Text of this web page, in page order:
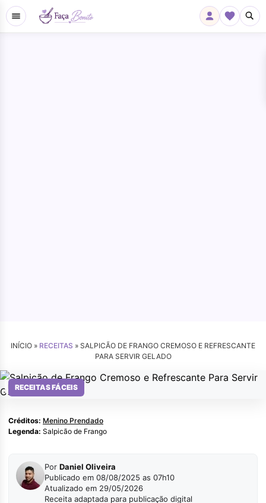
INÍCIO » RECEITAS » SALPICÃO DE FRANGO CREMOSO E REFRESCANTE
PARA SERVIR GELADO
RECEITAS FÁCEIS
Menino Prendado
Créditos: Menino Prendado
Legenda: Salpicão de Frango
Por Daniel Oliveira
Publicado em 08/08/2025 as 07h10
Atualizado em 29/05/2026
Receita adaptada para publicação digital